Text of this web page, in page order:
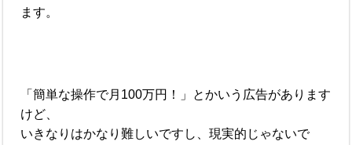
ます。
「簡単な操作で月100万円！」とかいう広告があります
けど、
いきなりはかなり難しいですし、現実的じゃないで